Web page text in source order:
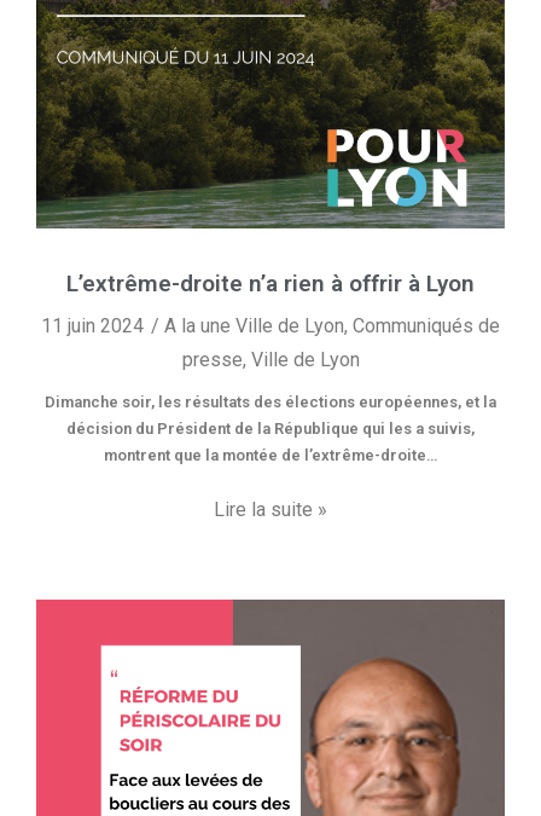
L’extrême-droite n’a rien à offrir à Lyon
11 juin 2024 A la une Ville de Lyon, Communiqués de
presse, Ville de Lyon
Dimanche soir, les résultats des élections européennes, et la
décision du Président de la République qui les a suivis,
montrent que la montée de l’extrême-droite…
Lire la suite »